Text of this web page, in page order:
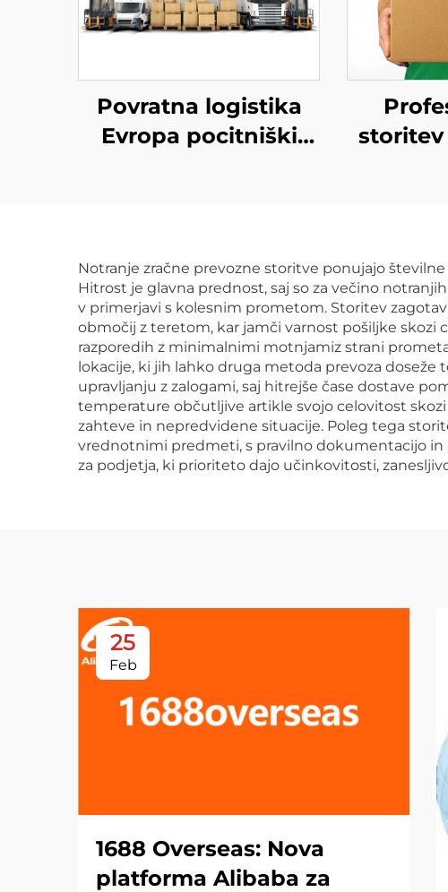
Povratna logistika
Evropa pocitniški
Kitajske v ZDA
storitev
Notranje zračne prevozne storitve ponujajo
Hitrost je glavna prednost, saj so za večino
v primerjavi s kolesnim prometom. Storitev
območij z teretom, kar jamči varnost pošiljke skozi
razporedih z minimalnimi motnjamiz strani
lokacije, ki jih lahko druga metoda prevoza
upravljanju z zalogami, saj hitrejše čase dostave
temperature občutljive artikle svojo celovitost
zahteve in nepredvidene situacije. Poleg tega
vrednotnimi predmeti, s pravilno dokumentacijo
za podjetja, ki prioriteto dajo učinkovitosti,
25
Feb
1688 Overseas: Nova
platforma Alibaba za